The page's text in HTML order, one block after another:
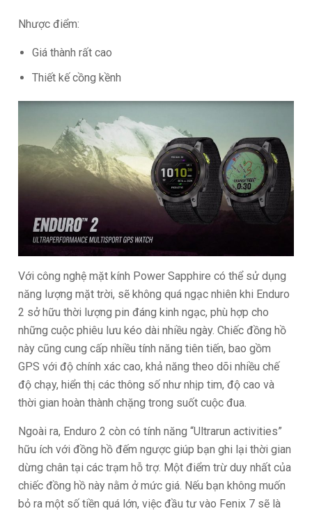
Nhược điểm:
Giá thành rất cao
Thiết kế cồng kềnh
Với công nghệ mặt kính Power Sapphire có thể sử dụng
năng lượng mặt trời, sẽ không quá ngạc nhiên khi Enduro
2 sở hữu thời lượng pin đáng kinh ngạc, phù hợp cho
những cuộc phiêu lưu kéo dài nhiều ngày. Chiếc đồng hồ
này cũng cung cấp nhiều tính năng tiên tiến, bao gồm
GPS với độ chính xác cao, khả năng theo dõi nhiều chế
độ chạy, hiển thị các thông số như nhịp tim, độ cao và
thời gian hoàn thành chặng trong suốt cuộc đua.
Ngoài ra, Enduro 2 còn có tính năng “Ultrarun activities”
hữu ích với đồng hồ đếm ngược giúp bạn ghi lại thời gian
dừng chân tại các trạm hỗ trợ. Một điểm trừ duy nhất của
chiếc đồng hồ này nằm ở mức giá. Nếu bạn không muốn
bỏ ra một số tiền quá lớn, việc đầu tư vào Fenix 7 sẽ là